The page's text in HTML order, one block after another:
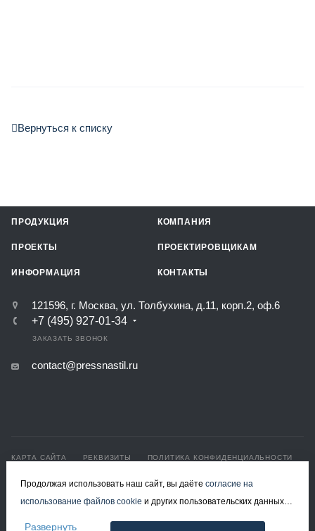
Вернуться к списку
ПРОДУКЦИЯ КОМПАНИЯ
ПРОЕКТЫ ПРОЕКТИРОВЩИКАМ
ИНФОРМАЦИЯ КОНТАКТЫ
121596, г. Москва, ул. Толбухина, д.11, корп.2, оф.6
+7 (495) 927-01-34
ЗАКАЗАТЬ ЗВОНОК
contact@pressnastil.ru
КАРТА САЙТА РЕКВИЗИТЫ
ПОЛИТИКА КОНФИДЕНЦИАЛЬНОСТИ
СОГЛАСИЕ НА ОБРАБОТКУ ПЕРСОНАЛЬНЫХ ДАННЫХ
Продолжая использовать наш сайт, вы даёте согласие на
использование файлов cookie
(включая IP-адрес, сведения о местоположении, устройстве,
Развернуть